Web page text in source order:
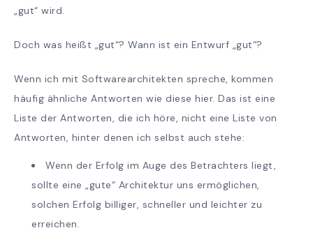
„gut“ wird.
Doch was heißt „gut“? Wann ist ein Entwurf „gut“?
Wenn ich mit Softwarearchitekten spreche, kommen
häufig ähnliche Antworten wie diese hier. Das ist eine
Liste der Antworten, die ich höre, nicht eine Liste von
Antworten, hinter denen ich selbst auch stehe:
Wenn der Erfolg im Auge des Betrachters liegt,
sollte eine „gute“ Architektur uns ermöglichen,
solchen Erfolg billiger, schneller und leichter zu
erreichen.